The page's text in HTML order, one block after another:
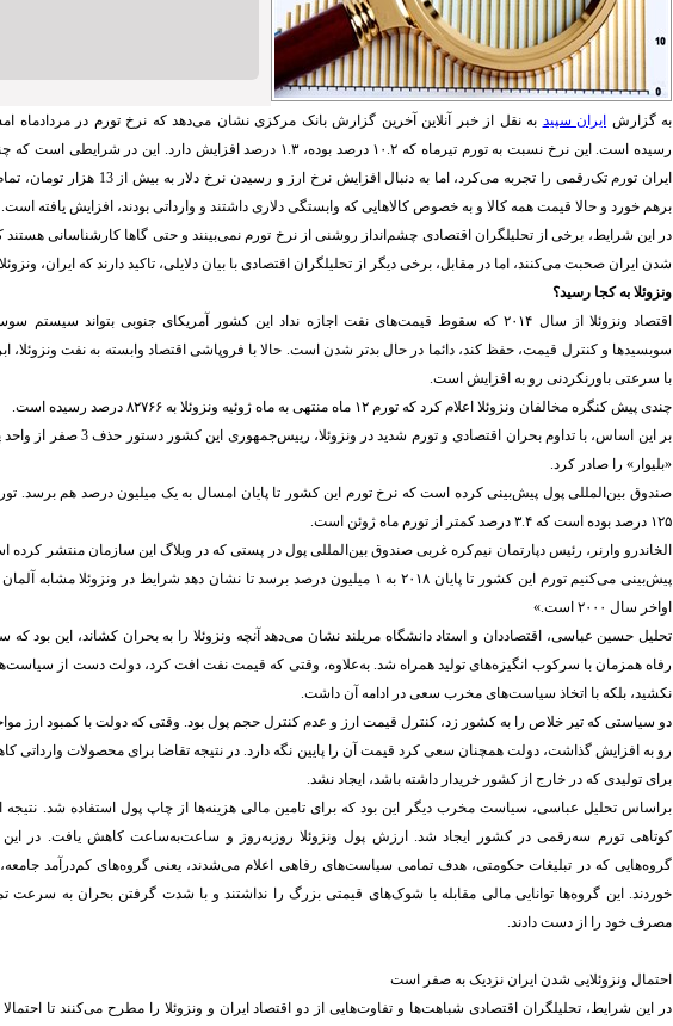
به گزارش ایران سپید
رسیده است. این نرخ نسبت به تورم تیرماه که ۱۰.۲ درصد بوده، ۱.۳ درصد افزایش دارد. این
ایران تورم تک‌رقمی را تجربه می‌کرد، اما به دنبال افزایش
برهم خورد و حالا قیمت همه کالا و به خصوص کالاهایی که وابستگی دلاری داشتند و وارداتی بودند، افزایش یافته است.
در این شرایط، برخی از تحلیلگران اقتصادی چشم‌انداز روشنی از نرخ تورم نمی‌بینند و حتی گاها کارشناسانی هستند
شدن ایران صحبت می‌کنند، اما در مقابل، برخی دیگر از تحلیلگران اقتصادی با بیان دلایلی، تاکید دارند که ایران،
ونزوئلا به کجا رسید؟
اقتصاد ونزوئلا از سال ۲۰۱۴ که سقوط قیمت‌های نفت اجازه نداد این کشور آمریکای جنوبی بتواند
سوبسیدها و کنترل قیمت، حفظ کند، دائما در حال بدتر شدن است. حالا با فروپاشی اقتصاد وابسته به نفت ونزوئلا،
با سرعتی باورنکردنی رو به افزایش است.
چندی پیش کنگره مخالفان ونزوئلا اعلام کرد که تورم ۱۲ ماه منتهی به ماه ژوئیه ونزوئلا به ۸۲۷۶۶ درصد رسیده است.
بر این اساس، با تداوم بحران اقتصادی و تورم شدید
«بلیوار» را صادر کرد.
صندوق بین‌المللی پول پیش‌بینی کرده است که نرخ تورم این کشور تا پایان امسال به یک میلیون درصد هم برسد. تورم
۱۲۵ درصد بوده است که ۳.۴ درصد کمتر از تورم ماه ژوئن است.
الخاندرو وارنر، رئیس دپارتمان نیم‌کره غربی صندوق بین‌المللی پول در پستی که در وبلاگ این سازمان منتشر
اواخر سال ۲۰۰۰ است.»
تحلیل حسین عباسی، اقتصاددان و استاد دانشگاه مریلند نشان می‌دهد آنچه ونزوئلا را به بحران کشاند، این بود
رفاه همزمان با سرکوب انگیزه‌های تولید همراه شد. به‌علاوه، وقتی که قیمت نفت افت کرد، دولت دست از
نکشید، بلکه با اتخاذ سیاست‌های مخرب سعی در ادامه آن داشت.
دو سیاستی که تیر خلاص را به کشور زد، کنترل قیمت ارز و عدم کنترل حجم پول بود. وقتی که دولت با کمبود ارز
رو به افزایش گذاشت، دولت همچنان سعی کرد قیمت آن را پایین نگه دارد. در نتیجه تقاضا برای محصولات وارداتی
برای تولیدی که در خارج از کشور خریدار داشته باشد، ایجاد نشد.
براساس تحلیل عباسی، سیاست مخرب دیگر این بود که برای تامین مالی هزینه‌ها از چاپ پول استفاده شد.
کوتاهی تورم سه‌رقمی در کشور ایجاد شد. ارزش پول ونزوئلا روزبه‌روز و ساعت‌به‌ساعت کاهش یافت. در این
گروه‌هایی که در تبلیغات حکومتی، هدف تمامی سیاست‌های رفاهی اعلام می‌شدند، یعنی گروه‌های کم‌درآمد جامعه،
خوردند. این گروه‌ها توانایی مالی مقابله با شوک‌های قیمتی بزرگ را نداشتند و با شدت گرفتن بحران به سرعت
مصرف خود را از دست دادند.
احتمال ونزوئلایی شدن ایران نزدیک به صفر است
در این شرایط، تحلیلگران اقتصادی شباهت‌ها و تفاوت‌هایی از دو اقتصاد ایران و ونزوئلا را مطرح می‌کنند تا احتمالا